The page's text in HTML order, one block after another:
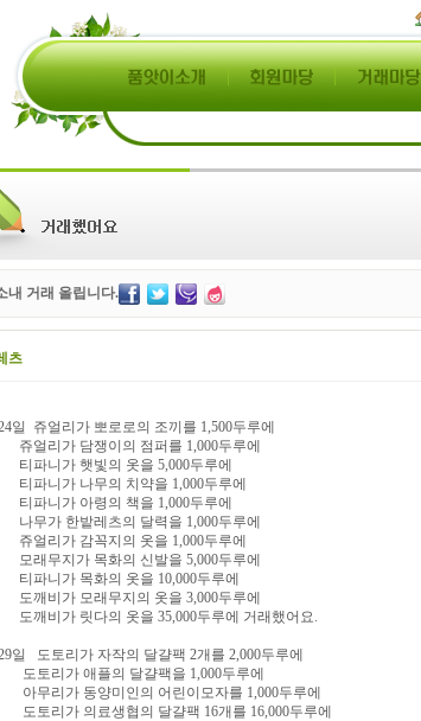
내 거래 올립니다.
츠
일 쥬얼리가 뽀로로의 조끼를 1,500두루에
리가 담쟁이의 점퍼를 1,000두루에
니가 햇빛의 옷을 5,000두루에
니가 나무의 치약을 1,000두루에
니가 아령의 책을 1,000두루에
가 한밭레츠의 달력을 1,000두루에
리가 감꼭지의 옷을 1,000두루에
무지가 목화의 신발을 5,000두루에
니가 목화의 옷을 10,000두루에
비가 모래무지의 옷을 3,000두루에
비가 릿다의 옷을 35,000두루에 거래했어요.
일 도토리가 자작의 달걀팩 2개를 2,000두루에
리가 애플의 달걀팩을 1,000두루에
리가 동양미인의 어린이모자를 1,000두루에
리가 의료생협의 달걀팩 16개를 16,000두루에